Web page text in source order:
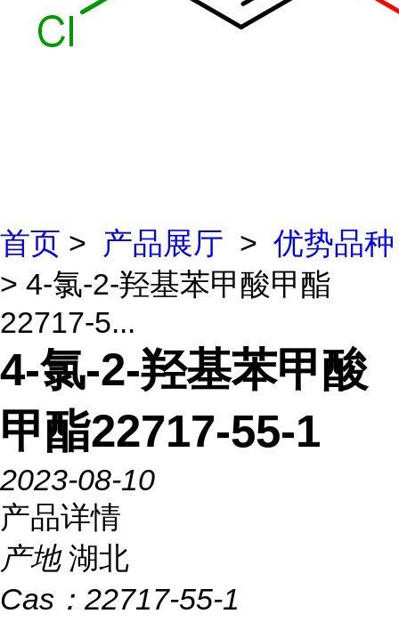
首页 > 产品展厅 > 优势品种
> 4-氯-2-羟基苯甲酸甲酯
22717-5...
4-氯-2-羟基苯甲酸
甲酯22717-55-1
2023-08-10
产品详情
产地 湖北
Cas： 22717-55-1